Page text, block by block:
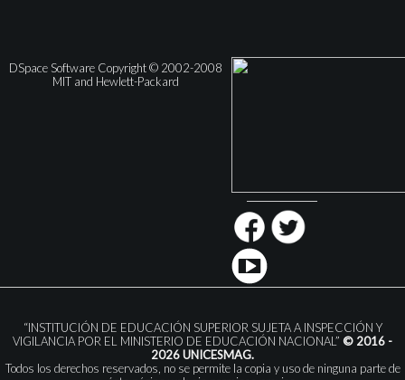
DSpace Software Copyright © 2002-2008
MIT and Hewlett-Packard
“INSTITUCIÓN DE EDUCACIÓN SUPERIOR SUJETA A INSPECCIÓN Y
VIGILANCIA POR EL MINISTERIO DE EDUCACIÓN NACIONAL” © 2016 -
2026 UNICESMAG.
Todos los derechos reservados, no se permite la copia y uso de ninguna parte de